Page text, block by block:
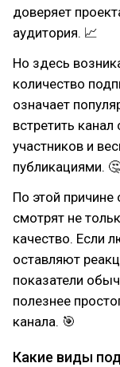
доверяет
аудитория. 📈
Но здесь
количество
означает
встретить
участников и
публикациями.
По этой
смотрят не
качество. Если
оставляют
показатели
полезнее
канала. 🎯
Какие виды